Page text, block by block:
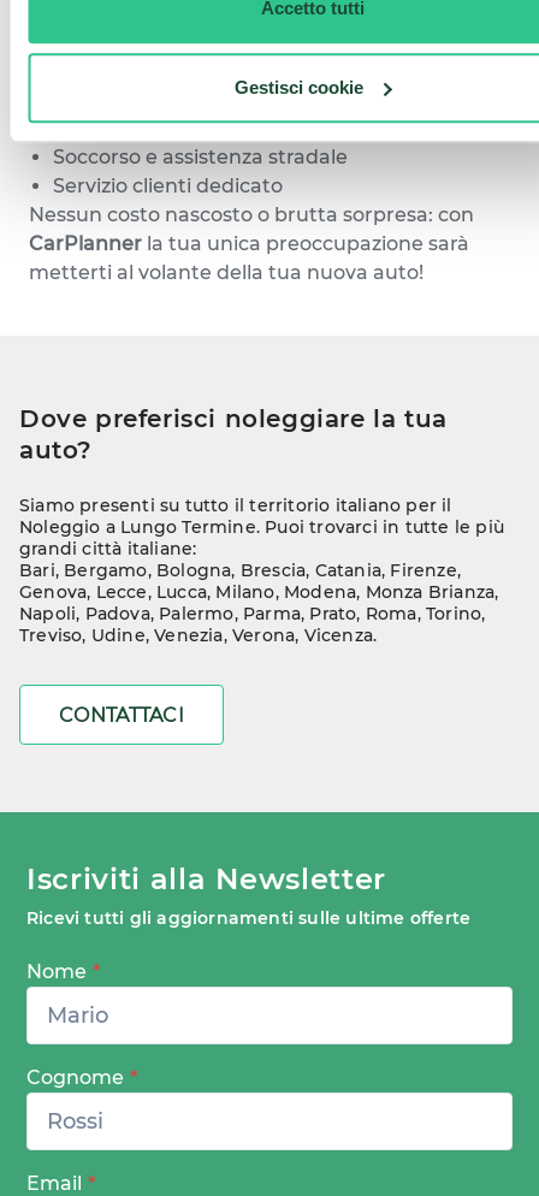
Accetto tutti
Gestisci cookie
o Renault, ma anche
Mercedes, Audi e Peugeot.
Manutenzione straordinaria e ordinaria
Polizza furto e incendio
Soccorso e assistenza stradale
Servizio clienti dedicato
Nessun costo nascosto o brutta sorpresa: con
CarPlanner la tua unica preoccupazione sarà
metterti al volante della tua nuova auto!
Dove preferisci noleggiare la tua
auto?
Siamo presenti su tutto il territorio italiano per il
Noleggio a Lungo Termine. Puoi trovarci in tutte le più
grandi città italiane:
Bari, Bergamo, Bologna, Brescia, Catania, Firenze
Genova, Lecce, Lucca, Milano, Modena, Monza Brianza
Napoli, Padova, Palermo, Parma, Prato, Roma, Torino
Treviso, Udine, Venezia, Verona, Vicenza.
CONTATTACI
Iscriviti alla Newsletter
Ricevi tutti gli aggiornamenti sulle ultime offerte
Nome *
Cognome *
Email *